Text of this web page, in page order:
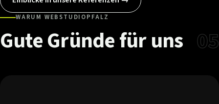
WARUM WEBSTUDIOPFALZ
GuteGründefüruns 05